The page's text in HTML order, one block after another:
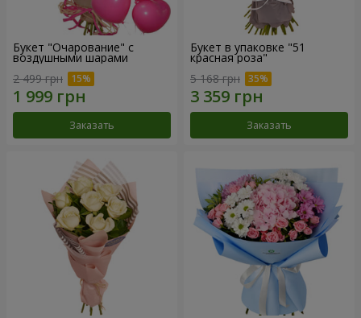
Букет "Очарование" с
воздушными шарами
2 499 грн
Заказать
Букет в упаковке "51
красная роза"
5 168 грн
Заказать